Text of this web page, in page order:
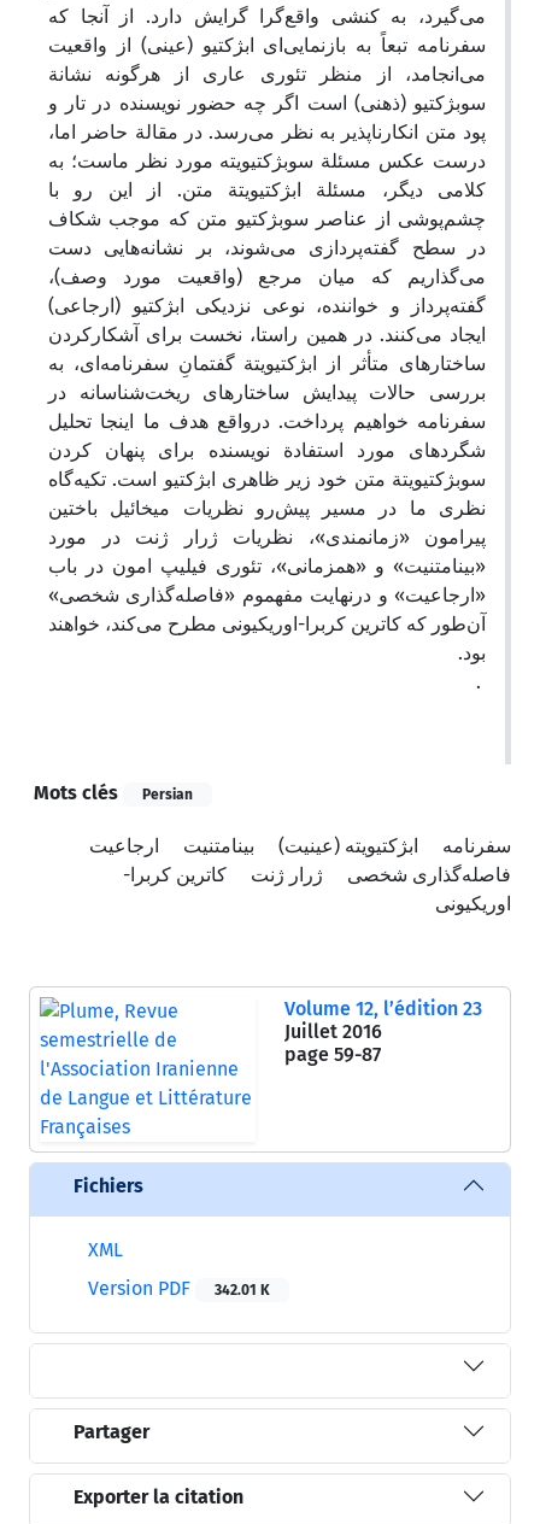
می‌گیرد، به کنشی واقع‌گرا گرایش دارد. از آنجا که
سفرنامه تبعاً به بازنمایی‌ای‌ ابژکتیو (عینی) از واقعیت
می‌انجامد، از منظر تئوری عاری از هرگونه نشانة
سوبژکتیو (ذهنی) است اگر چه حضور نویسنده در تار و
پود متن انکارناپذیر به نظر می‌رسد. در مقالة حاضر اما،
درست عکس مسئلة سوبژکتیویته مورد نظر ماست؛ به
کلامی دیگر، مسئلة ابژکتیویتة متن. از این رو با
چشم‌پوشی از عناصر سوبژکتیو متن که موجب شکاف
در سطح گفته‌پردازی می‌شوند، بر نشانه‌هایی دست
می‌گذاریم که میان مرجع (واقعیت مورد وصف)،
گفته‌پرداز و خواننده، نوعی نزدیکی ابژکتیو (ارجاعی)
ایجاد می‌کنند. در همین راستا، نخست برای آشکارکردن
ساختارهای متأثر از ابژکتیویتة گفتمانِ سفرنامه‌ای، به
بررسی حالات پیدایش ساختارهای ریخت‌شناسانه در
سفرنامه‌ خواهیم پرداخت. درواقع هدف ما اینجا تحلیل
شگردهای مورد استفادة نویسنده برای پنهان کردن
سوبژکتیویتة متن خود زیر ظاهری ابژکتیو است. تکیه‌گاه
نظری ما در مسیر پیش‌رو نظریات میخائیل باختین
پیرامون «زمانمندی»، نظریات ژرار ژنت در مورد
«بینامتنیت» و «همزمانی»، تئوری فیلیپ امون در باب
«ارجاعیت» و درنهایت مفهموم «فاصله‌گذاری شخصی»
آن‌طور که کاترین کربرا-اوریکیونی مطرح می‌کند، خواهند
بود.
.
Mots clés Persian
سفرنامه ابژکتیویته (عینیت) بینامتنیت
ارجاعیت
فاصله‌گذاری شخصی
ژرار ژنت
کاترین کربرا-
اوریکیونی
Volume 12, l’édition 23
Juillet 2016
page 59-87
Fichiers
XML
Version PDF
342.01 K
Partager
Exporter la citation